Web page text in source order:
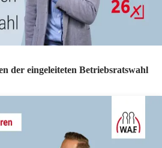
der eingeleiteten Betriebsratswahl